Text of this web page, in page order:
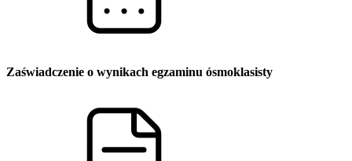
Zaświadczenie o wynikach egzaminu ósmoklasisty